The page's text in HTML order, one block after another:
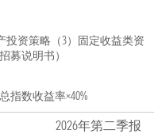
投资策略（3）固定收益类资
募说明书）
指数收益率×40%
2026年第二季报